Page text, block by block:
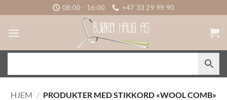
to
content
08:00 - 16:00 +47 33 29 99 90
HJEM / PRODUKTER MED STIKKORD «WOOL COMB»